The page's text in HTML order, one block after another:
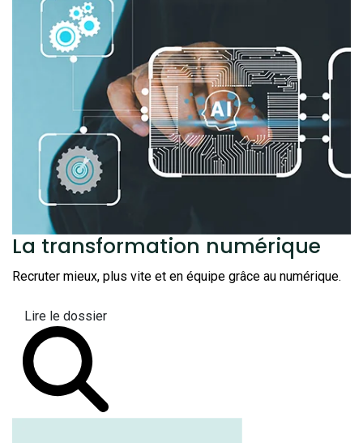
La transformation numérique
Recruter mieux, plus vite et en équipe grâce au numérique.
Lire le dossier